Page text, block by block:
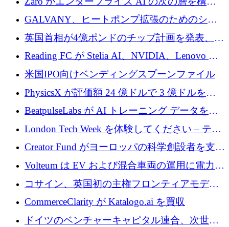
するために 510 万ドルを獲得
GALVANY、ヒートポンプ拡張のためのシー
ドラウンドで1,000万ユーロを確保
英国首相が4億ポンドのチップ計画を発表、英
国の新興企業は「ここで拡大」し「ここに留
まる」
Reading FC が Stelia AI、NVIDIA、Lenovo と
協力して AI Center of Excellence を立ち上げ
米国IPO向けベンディングスプーンファイル
PhysicsX が評価額 24 億ドルで 3 億ドルを調
達
BeatpulseLabs が AI トレーニング データを拡
張するために 180 万ドルのプレシードを調達
London Tech Week を体験してください – テク
ノロジーがヨーロッパのイノベーションの未
来を形作る場所
Creator Fund がヨーロッパの科学創設者を支援
するために 5,600 万ドルを調達
Volteum は EV および混合車両の運用に電力を
供給するために 250 万ユーロを寄付
コサイン、英国初の主権フロンティアモデル
で業界の支援を確保
CommerceClarity が Katalogo.ai を買収
ドイツのベンチャーキャピタル連合、次世代